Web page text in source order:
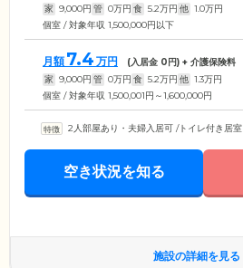
家 9,000円 管 0万円 食 5.2万円 他 1.0万円
個室 / 対象年収 1,500,000円以下
月額 7.4 万円 (入居金 0円) + 介護保険料
家 9,000円 管 0万円 食 5.2万円 他 1.3万円
個室 / 対象年収 1,500,001円～1,600,000円
2人部屋あり・夫婦入居可 /トイレ付き居室
空き状況を知る
施設の詳細を見る